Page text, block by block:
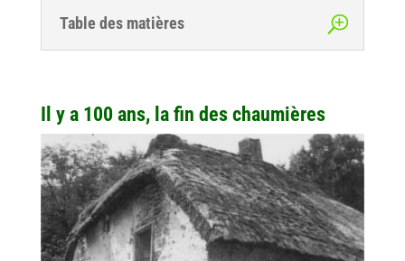
Table des matières
Il y a 100 ans, la fin des chaumières